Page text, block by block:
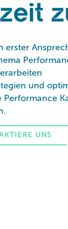
erster
und
Performance
UNS